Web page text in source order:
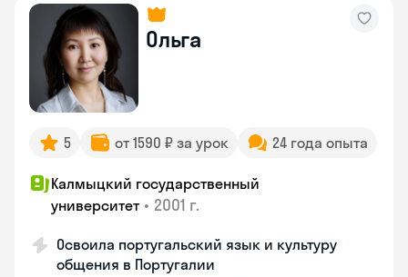
Ольга
5 от 1590 ₽ за урок 24 года опыта
Калмыцкий государственный
университет • 2001 г.
Освоила португальский язык и культуру
общения в Португалии